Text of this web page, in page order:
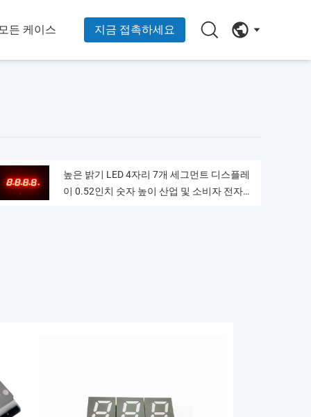
든 케이스 지금 접촉하세요
높은 밝기 LED 4자리 7개 세그먼트 디스플레
이 0.52인치 숫자 높이 산업 및 소비자 전자